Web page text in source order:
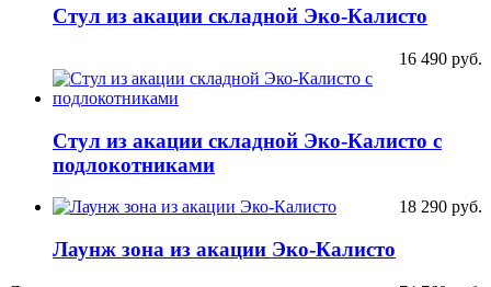
Стул из акации складной Эко-Калисто
16 490 руб.
Стул из акации складной Эко-Калисто с
подлокотниками
18 290 руб.
Лаунж зона из акации Эко-Калисто